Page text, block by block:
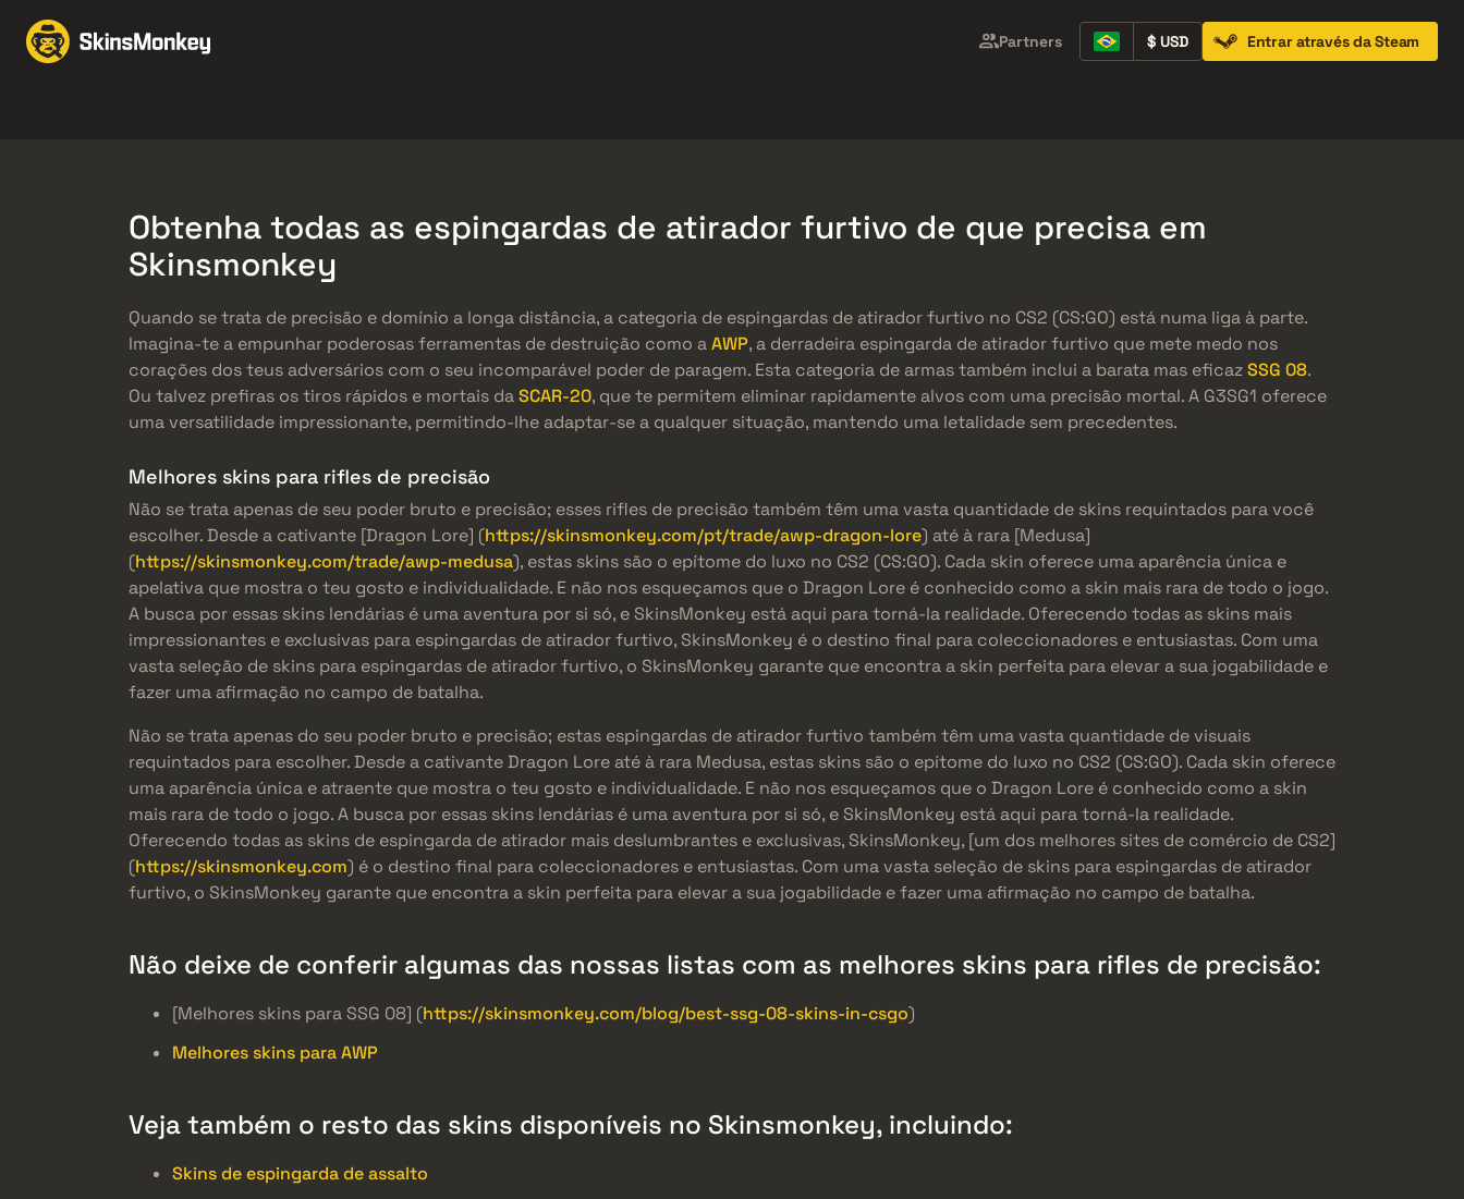
Partners $ USD Entrar através da Steam
Obtenha todas as espingardas de atirador furtivo de que precisa em
Skinsmonkey
Quando se trata de precisão e domínio a longa distância, a categoria de espingardas de atirador furtivo no CS2 (CS:GO) está numa liga à parte.
Imagina-te a empunhar poderosas ferramentas de destruição como aAWP, a derradeira espingarda de atirador furtivo que mete medo nos
corações dos teus adversários com o seu incomparável poder de paragem. Esta categoria de armas também inclui a barata mas eficazSSG 08.
Ou talvez prefiras os tiros rápidos e mortais daSCAR-20, que te permitem eliminar rapidamente alvos com uma precisão mortal. A G3SG1 oferece
uma versatilidade impressionante, permitindo-lhe adaptar-se a qualquer situação, mantendo uma letalidade sem precedentes.
Melhores skins para rifles de precisão
Não se trata apenas de seu poder bruto e precisão; esses rifles de precisão também têm uma vasta quantidade de skins requintados para você
escolher. Desde a cativante [Dragon Lore] (https://skinsmonkey.com/pt/trade/awp-dragon-lore) até à rara [Medusa]
(https://skinsmonkey.com/trade/awp-medusa), estas skins são o epítome do luxo no CS2 (CS:GO). Cada skin oferece uma aparência única e
apelativa que mostra o teu gosto e individualidade. E não nos esqueçamos que o Dragon Lore é conhecido como a skin mais rara de todo o jogo.
A busca por essas skins lendárias é uma aventura por si só, e SkinsMonkey está aqui para torná-la realidade. Oferecendo todas as skins mais
impressionantes e exclusivas para espingardas de atirador furtivo, SkinsMonkey é o destino final para coleccionadores e entusiastas. Com uma
vasta seleção de skins para espingardas de atirador furtivo, o SkinsMonkey garante que encontra a skin perfeita para elevar a sua jogabilidade e
fazer uma afirmação no campo de batalha.
Não se trata apenas do seu poder bruto e precisão; estas espingardas de atirador furtivo também têm uma vasta quantidade de visuais
requintados para escolher. Desde a cativante Dragon Lore até à rara Medusa, estas skins são o epítome do luxo no CS2 (CS:GO). Cada skin oferece
uma aparência única e atraente que mostra o teu gosto e individualidade. E não nos esqueçamos que o Dragon Lore é conhecido como a skin
mais rara de todo o jogo. A busca por essas skins lendárias é uma aventura por si só, e SkinsMonkey está aqui para torná-la realidade.
Oferecendo todas as skins de espingarda de atirador mais deslumbrantes e exclusivas, SkinsMonkey, [um dos melhores sites de comércio de CS2]
(https://skinsmonkey.com) é o destino final para coleccionadores e entusiastas. Com uma vasta seleção de skins para espingardas de atirador
furtivo, o SkinsMonkey garante que encontra a skin perfeita para elevar a sua jogabilidade e fazer uma afirmação no campo de batalha.
Não deixe de conferir algumas das nossas listas com as melhores skins para rifles de precisão:
[Melhores skins para SSG 08] (https://skinsmonkey.com/blog/best-ssg-08-skins-in-csgo)
Melhores skins para AWP
Veja também o resto das skins disponíveis no Skinsmonkey, incluindo:
Skins de espingarda de assalto